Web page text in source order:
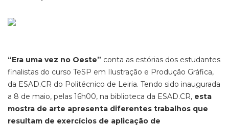
“Era uma vez no Oeste” conta as estórias dos estudantes
finalistas do curso TeSP em Ilustração e Produção Gráfica,
da ESAD.CR do Politécnico de Leiria. Tendo sido inaugurada
a 8 de maio, pelas 16h00, na biblioteca da ESAD.CR, esta
mostra de arte apresenta diferentes trabalhos que
resultam de exercícios de aplicação de